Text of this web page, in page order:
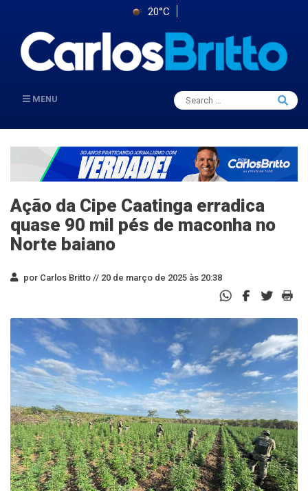
20°C
MENU
Search
for:
Search
Ação da Cipe Caatinga erradica
quase 90 mil pés de maconha no
Norte baiano
por Carlos Britto // 20 de março de 2025 às 20:38